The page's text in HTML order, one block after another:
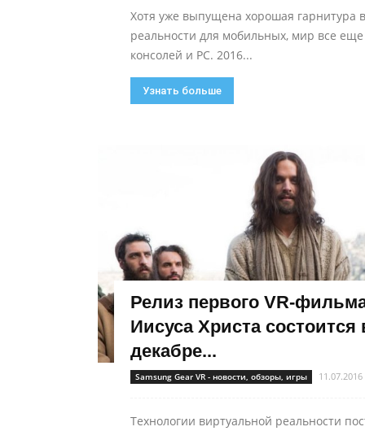
Хотя уже выпущена хорошая гарнитура
реальности для мобильных, мир все еще
консолей и PC. 2016...
Узнать больше
Релиз первого VR-
Иисуса Христа состоится
декабре...
Samsung Gear VR - новости, обзоры, игры 11.07.2016
Технологии виртуальной реальности